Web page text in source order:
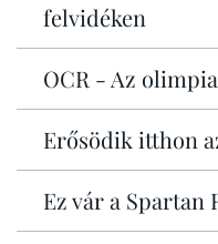
felvidéken
OCR - Az
Erősödik itthon
Ez vár a Spartan